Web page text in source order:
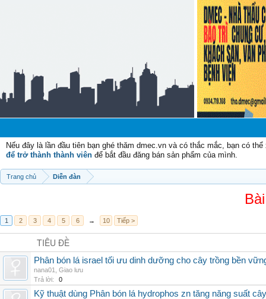
Nếu đây là lần đầu tiên bạn ghé thăm dmec.vn và có thắc mắc, bạn có
để trở thành thành viên để bắt đầu đăng bán sản phẩm của mình.
Trang chủ Diễn đàn
1 2 3 4 5 6 → 10 Tiếp >
TIÊU ĐỀ
Phân bón lá israel tối ưu dinh dưỡng cho cây trồng bền
nana01
Giao lưu
Trả lời:
0
Kỹ thuật dùng Phân bón lá hydrophos zn tăng năng suất cây